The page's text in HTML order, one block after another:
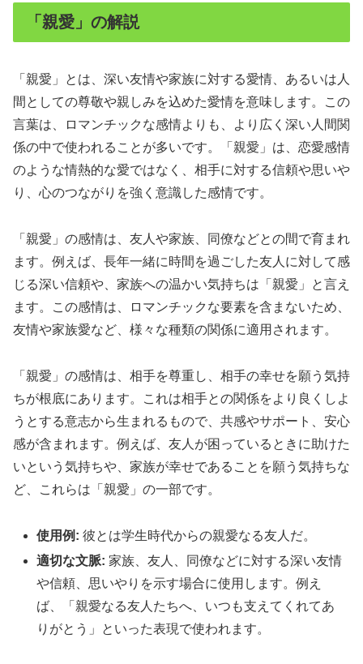
「親愛」の解説
「親愛」とは、深い友情や家族に対する愛情、あるいは人
間としての尊敬や親しみを込めた愛情を意味します。この
言葉は、ロマンチックな感情よりも、より広く深い人間関
係の中で使われることが多いです。「親愛」は、恋愛感情
のような情熱的な愛ではなく、相手に対する信頼や思いや
り、心のつながりを強く意識した感情です。
「親愛」の感情は、友人や家族、同僚などとの間で育まれ
ます。例えば、長年一緒に時間を過ごした友人に対して感
じる深い信頼や、家族への温かい気持ちは「親愛」と言え
ます。この感情は、ロマンチックな要素を含まないため、
友情や家族愛など、様々な種類の関係に適用されます。
「親愛」の感情は、相手を尊重し、相手の幸せを願う気持
ちが根底にあります。これは相手との関係をより良くしよ
うとする意志から生まれるもので、共感やサポート、安心
感が含まれます。例えば、友人が困っているときに助けた
いという気持ちや、家族が幸せであることを願う気持ちな
ど、これらは「親愛」の一部です。
使用例: 彼とは学生時代からの親愛なる友人だ。
適切な文脈: 家族、友人、同僚などに対する深い友情
や信頼、思いやりを示す場合に使用します。例え
ば、「親愛なる友人たちへ、いつも支えてくれてあ
りがとう」といった表現で使われます。